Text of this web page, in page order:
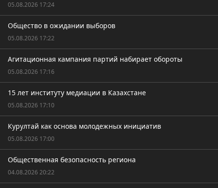
05.08.2026 17:24
Общество в ожидании выборов
05.08.2026 17:22
Агитационная кампания партий набирает обороты
05.08.2026 17:16
15 лет институту медиации в Казахстане
05.08.2026 17:10
Курултай как основа молодежных инициатив
05.08.2026 17:00
Общественная безопасность региона
04.08.2026 20:22